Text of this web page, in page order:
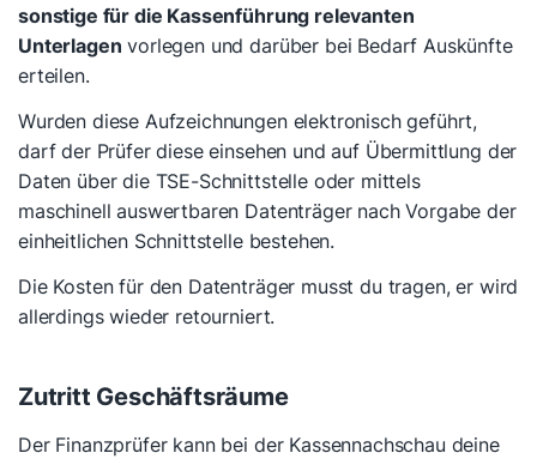
sonstige für die Kassenführung relevanten
Unterlagen vorlegen und darüber bei Bedarf Auskünfte
erteilen.
Wurden diese Aufzeichnungen elektronisch geführt,
darf der Prüfer diese einsehen und auf Übermittlung der
Daten über die TSE-Schnittstelle oder mittels
maschinell auswertbaren Datenträger nach Vorgabe der
einheitlichen Schnittstelle bestehen.
Die Kosten für den Datenträger musst du tragen, er wird
allerdings wieder retourniert.
Zutritt Geschäftsräume
Der Finanzprüfer kann bei der Kassennachschau deine